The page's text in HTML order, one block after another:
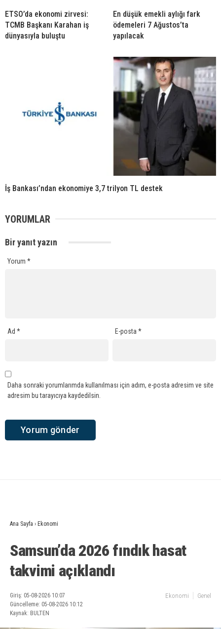
ETSO’da ekonomi zirvesi:
TCMB Başkanı Karahan iş
dünyasıyla buluştu
En düşük emekli aylığı fark
ödemeleri 7 Ağustos’ta
yapılacak
İş Bankası’ndan ekonomiye 3,7 trilyon TL destek
YORUMLAR
Bir yanıt yazın
Yorum *
Ad * E-posta*
Daha sonraki yorumlarımda kullanılması için adım, e-posta adresim ve site
adresim bu tarayıcıya kaydedilsin.
Ana Sayfa › Ekonomi
Samsun’da 2026 fındık hasat
takvimi açıklandı
Giriş: 05-08-2026 10:07
Güncelleme: 05-08-2026 10:12
Kaynak: BULTEN
Ekonomi Genel